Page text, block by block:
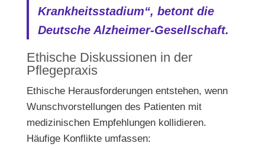
Krankheitsstadium“, betont die
Deutsche Alzheimer-Gesellschaft.
Ethische Diskussionen in der
Pflegepraxis
Ethische Herausforderungen entstehen, wenn
Wunschvorstellungen des Patienten mit
medizinischen Empfehlungen kollidieren.
Häufige Konflikte umfassen: